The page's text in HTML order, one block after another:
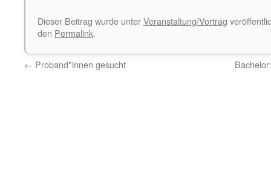
Dieser Beitrag wurde unterVeranstaltung/Vortrag
den Permalink.
← Proband*innen gesucht